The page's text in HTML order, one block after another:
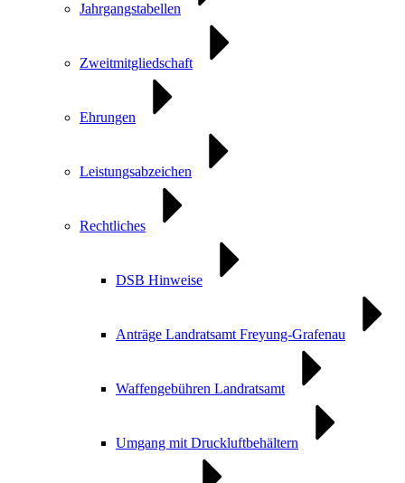
Jahrgangstabellen
Zweitmitgliedschaft
Ehrungen
Leistungsabzeichen
Rechtliches
DSB Hinweise
Anträge Landratsamt Freyung-Grafenau
Waffengebühren Landratsamt
Umgang mit Druckluftbehältern